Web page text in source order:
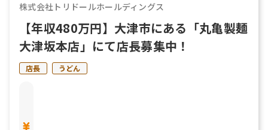
株式会社トリドールホールディングス
【年収480万円】大津市にある「丸亀製麺
大津坂本店」にて店長募集中！
店長 うどん